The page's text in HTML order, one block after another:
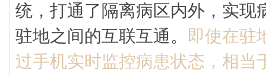
统，打通了隔离病区内外，实现
驻地之间的互联互通。
即使在驻
过手机实时监控病患状态，相当